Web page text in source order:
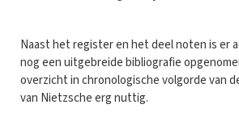
Naast het register en het deel noten is er
nog een uitgebreide bibliografie
overzicht in chronologische volgorde van
van Nietzsche erg nuttig.